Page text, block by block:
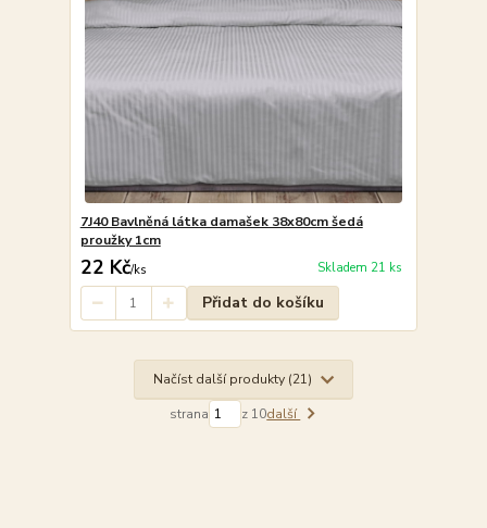
7J40 Bavlněná látka damašek 38x80cm šedá
proužky 1cm
22 Kč/ks Skladem 21 ks
Přidat do košíku
Načíst další produkty (21)
strana z 10další